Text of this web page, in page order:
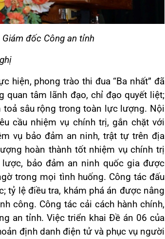
đốc Công an tỉnh
phong trào thi đua “Ba nhất” đã
quan tâm lãnh đạo, chỉ đạo quyết liệt;
sâu rộng trong toàn lực lượng. Nội
cầu nhiệm vụ chính trị, gắn chặt với
vụ bảo đảm an ninh, trật tự trên địa
hoàn thành tốt nhiệm vụ chính trị
bảo đảm an ninh quốc gia được
trong mọi tình huống. Công tác đấu
tỷ lệ điều tra, khám phá án được nâng
công. Công tác cải cách hành chính,
an tỉnh. Việc triển khai Đề án 06 của
định danh điện tử và phục vụ người